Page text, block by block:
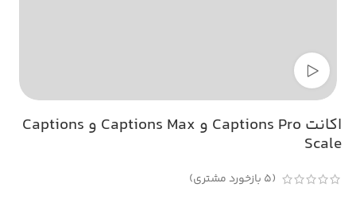
تماشای ویدئو
اکانت Captions Pro و Captions Max و Captions
Scale
(
5 بازخورد مشتری)